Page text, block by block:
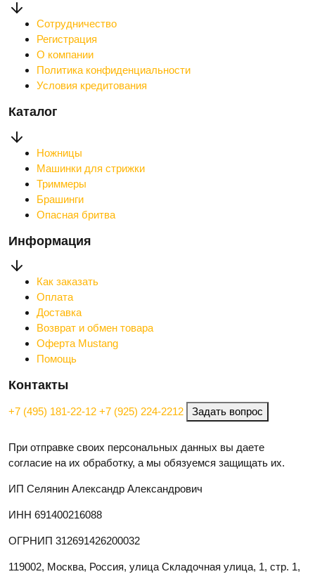
Сотрудничество
Регистрация
О компании
Политика конфиденциальности
Условия кредитования
Каталог
Ножницы
Машинки для стрижки
Триммеры
Брашинги
Опасная бритва
Информация
Как заказать
Оплата
Доставка
Возврат и обмен товара
Оферта Mustang
Помощь
Контакты
+7 (495) 181-22-12 +7 (925) 224-2212 Задать вопрос
При отправке своих персональных данных вы даете
согласие на их обработку, а мы обязуемся защищать их.
ИП Селянин Александр Александрович
ИНН 691400216088
ОГРНИП 312691426200032
119002, Москва, Россия, улица Складочная улица, 1, стр. 1,